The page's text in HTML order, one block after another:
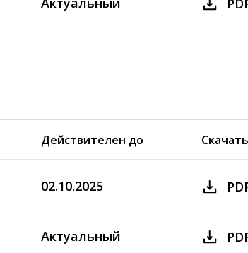
Действителен до Скачать
02.10.2025
Актуальный